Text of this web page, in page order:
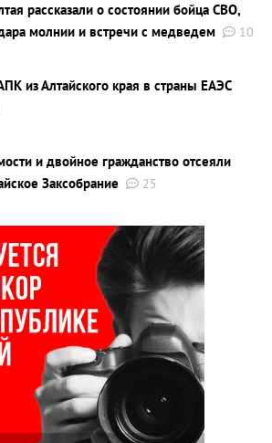
рассказали о состоянии бойца СВО,
молнии и встречи с медведем
10
из Алтайского края в страны ЕАЭС
и двойное гражданство отсеяли
Заксобрание
25